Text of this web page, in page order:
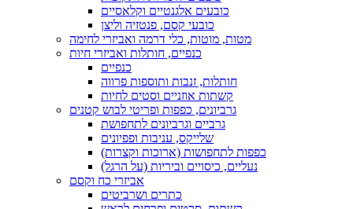
כובעים אלגנטיים וקלאסיים
כובעי קסם, פנטזיה וליצן
מטות, מוטות, כלי דרמה ואביזרי לחימה
כנפיים, חותלות ואביזרי חיות
כנפיים
חותלות, זנבות ותוספות פרווה
קשתות אוזניים וסטים לחיות
גרביונים, כפפות ופריטי לבוש קטנים
גרביים וגרביונים לתחפושת
שלייקס, עניבות ופפיונים
כפפות לתחפושות (ארוכות וקצרות)
נעליים, כיסויים וביריות (על הרגל)
אביזרי כח וקסם
כתרים ושרביטים